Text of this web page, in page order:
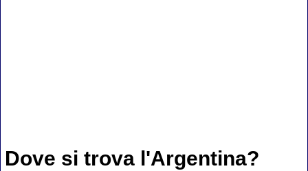
Dove si trova l'Argentina?